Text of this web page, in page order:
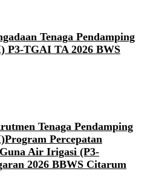
Tenaga Pendamping
P3-TGAI TA 2026 BWS
Tenaga Pendamping
Percepatan
Air Irigasi (P3-
2026 BBWS Citarum